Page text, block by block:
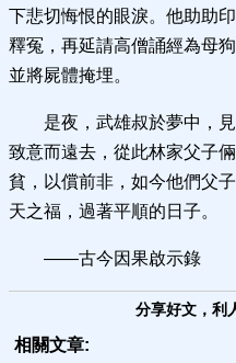
下悲切悔恨的眼淚。他助助
釋冤，再延請高僧誦經為母
並將屍體掩埋。
是夜，武雄叔於夢中，
致意而遠去，從此林家父子
貧，以償前非，如今他們父
天之福，過著平順的日子。
——古今因果啟示錄
分享好文，利
相關文章: